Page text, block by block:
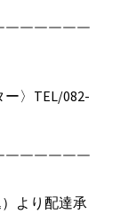
￣￣￣￣￣￣
ー〉TEL/082-
￣￣￣￣￣￣
より配達承